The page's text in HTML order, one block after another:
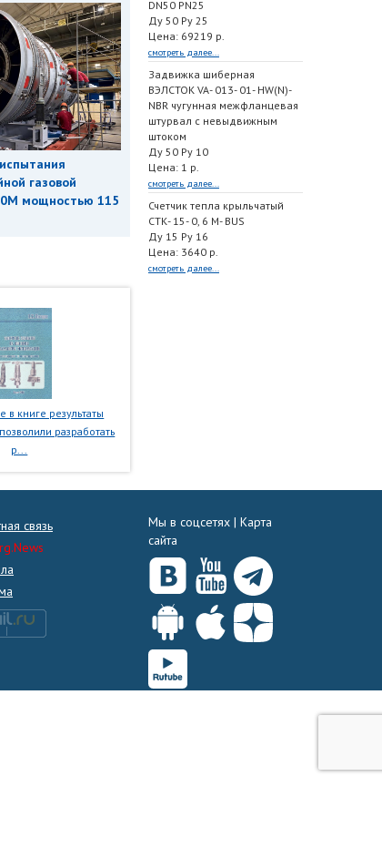
газовой
мощностью 115
книге результаты
разработать
р...
DN50 PN25
Ду 50 Ру 25
Цена: 69219 р.
смотреть далее...
Задвижка шиберная
ВЭЛСТОК VA- 013- 01- HW(N)-
NBR чугунная межфланцевая
штурвал с невыдвижным
штоком
Ду 50 Ру 10
Цена: 1 р.
смотреть далее...
Счетчик тепла крыльчатый
СТК- 15- 0, 6 M- BUS
Ду 15 Ру 16
Цена: 3640 р.
смотреть далее...
связь
Мы в соцсетях | Карта
сайта